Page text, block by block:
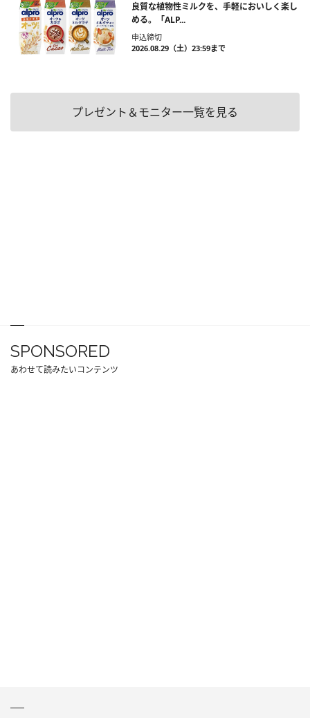
良質な植物性ミルクを、手軽においしく楽し
める。「ALP...
申込締切
2026.08.29（土）23:59まで
プレゼント＆モニター一覧を見る
SPONSORED
あわせて読みたいコンテンツ